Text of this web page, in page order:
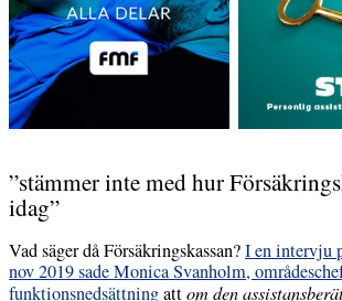
”stämmer inte med hur
idag”
Vad säger då Försäkringskassan?I en intervju
nov 2019 sade Monica Svanholm,
funktionsnedsättningattom den